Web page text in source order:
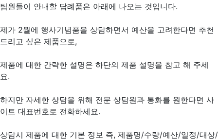
팀원들이 안내할 답례품은 아래에 나오는 것입니다.
제가 2월에 행사기념품을 상담하면서 예산을 고려한다면 추천
드리고 싶은 제품으로,
제품에 대한 간략한 설명은 하단의 제품 설명을 참고 해 주세
요.
하지만 자세한 상담을 위해 전문 상담원과 통화를 원한다면 사
이트 대표번호로 전화하세요.
상담시 제품에 대한 기본 정보 즉, 제품명/수량/예산/일정/대상/